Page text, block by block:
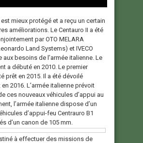
est mieux protégé et a reçu un certain
améliorations. Le Centauro II a été
par OTO MELARA
Land Systems) et IVECO
aux besoins de l’armée italienne. Le
a débuté en 2010. Le premier
prêt en 2015. Il a été dévoilé
2016. L’armée italienne prévoit
ces nouveaux véhicules d’appui au
l’armée italienne dispose d’un
d’appui-feu Centrauro B1
d’un canon de 105 mm.
à effectuer des missions de